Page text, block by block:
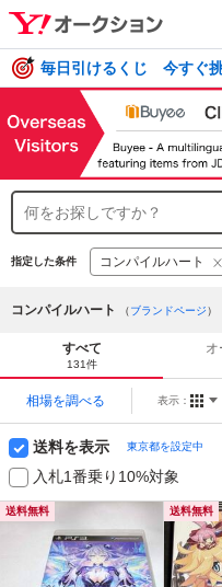
毎日引けるくじ 今すぐ
指定した条件 コンパイルハート
コンパイルハート （ブランドページ）
すべて
131件
オ
相場を調べる 表示：
送料を表示 東京都を設定中
入札1番乗り10%対象
送料無料 送料無料